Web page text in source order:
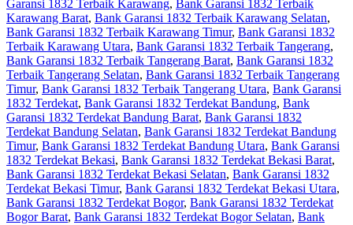
Garansi 1832 Terbaik Karawang, Bank Garansi 1832 Terbaik
Karawang Barat, Bank Garansi 1832 Terbaik Karawang Selatan,
Bank Garansi 1832 Terbaik Karawang Timur, Bank Garansi 1832
Terbaik Karawang Utara, Bank Garansi 1832 Terbaik Tangerang,
Bank Garansi 1832 Terbaik Tangerang Barat, Bank Garansi 1832
Terbaik Tangerang Selatan, Bank Garansi 1832 Terbaik Tangerang
Timur, Bank Garansi 1832 Terbaik Tangerang Utara, Bank Garansi
1832 Terdekat, Bank Garansi 1832 Terdekat Bandung, Bank
Garansi 1832 Terdekat Bandung Barat, Bank Garansi 1832
Terdekat Bandung Selatan, Bank Garansi 1832 Terdekat Bandung
Timur, Bank Garansi 1832 Terdekat Bandung Utara, Bank Garansi
1832 Terdekat Bekasi, Bank Garansi 1832 Terdekat Bekasi Barat,
Bank Garansi 1832 Terdekat Bekasi Selatan, Bank Garansi 1832
Terdekat Bekasi Timur, Bank Garansi 1832 Terdekat Bekasi Utara,
Bank Garansi 1832 Terdekat Bogor, Bank Garansi 1832 Terdekat
Bogor Barat, Bank Garansi 1832 Terdekat Bogor Selatan, Bank